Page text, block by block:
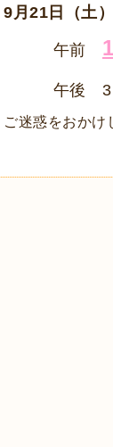
9月21日（土）
午前
午後 3～6
ご迷惑をおかけ